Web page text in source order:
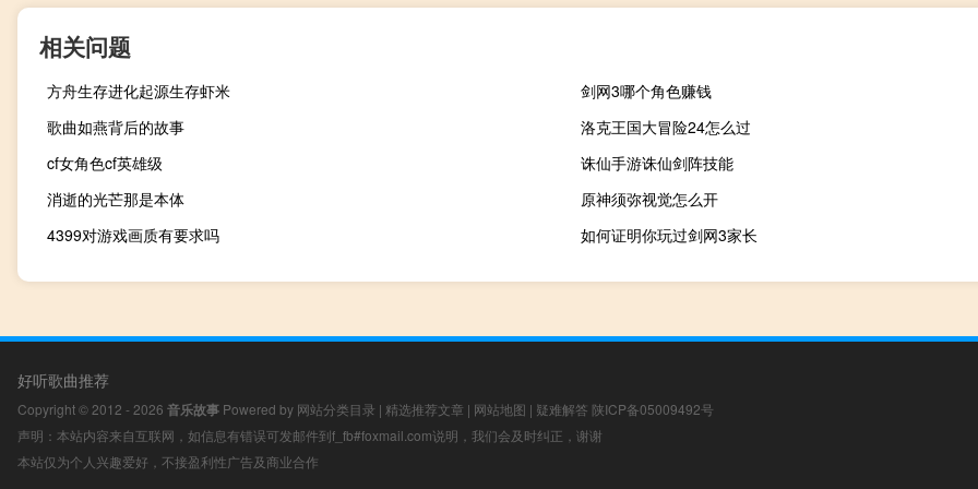
相关问题
方舟生存进化起源生存虾米
剑网3哪个角色赚钱
歌曲如燕背后的故事
洛克王国大冒险24怎么过
cf女角色cf英雄级
诛仙手游诛仙剑阵技能
消逝的光芒那是本体
原神须弥视觉怎么开
4399对游戏画质有要求吗
如何证明你玩过剑网3家长
好听歌曲推荐
Copyright © 2012 - 2026 音乐故事 Powered by 网站分类目录 | 精选推荐文章 | 网站地图 | 疑难解答 陕ICP备05009492号
声明：本站内容来自互联网，如信息有错误可发邮件到f_fb#foxmail.com说明，我们会及时纠正，谢谢
本站仅为个人兴趣爱好，不接盈利性广告及商业合作